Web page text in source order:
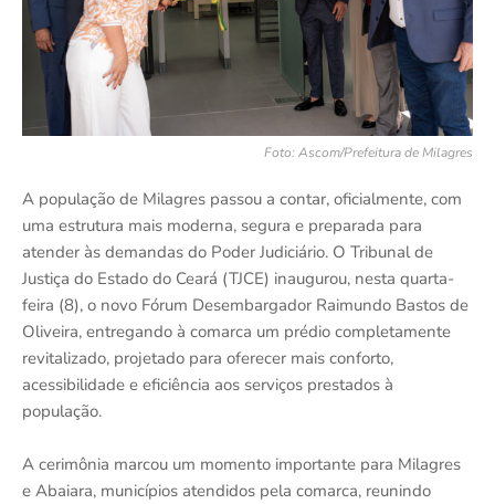
Foto: Ascom/Prefeitura de Milagres
A população de Milagres passou a contar, oficialmente, com
uma estrutura mais moderna, segura e preparada para
atender às demandas do Poder Judiciário. O Tribunal de
Justiça do Estado do Ceará (TJCE) inaugurou, nesta quarta-
feira (8), o novo Fórum Desembargador Raimundo Bastos de
Oliveira, entregando à comarca um prédio completamente
revitalizado, projetado para oferecer mais conforto,
acessibilidade e eficiência aos serviços prestados à
população.
A cerimônia marcou um momento importante para Milagres
e Abaiara, municípios atendidos pela comarca, reunindo